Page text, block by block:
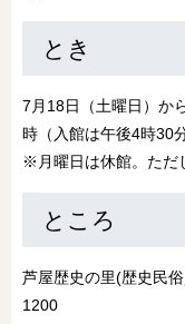
とき
7月18日（土曜日）か
時（入館は午後4時30
※月曜日は休館。ただ
ところ
芦屋歴史の里(歴史民
1200​